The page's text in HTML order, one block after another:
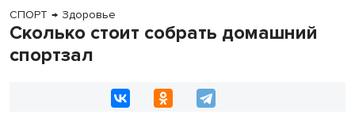
СПОРТ → Здоровье
Сколько стоит собрать домашний
спортзал